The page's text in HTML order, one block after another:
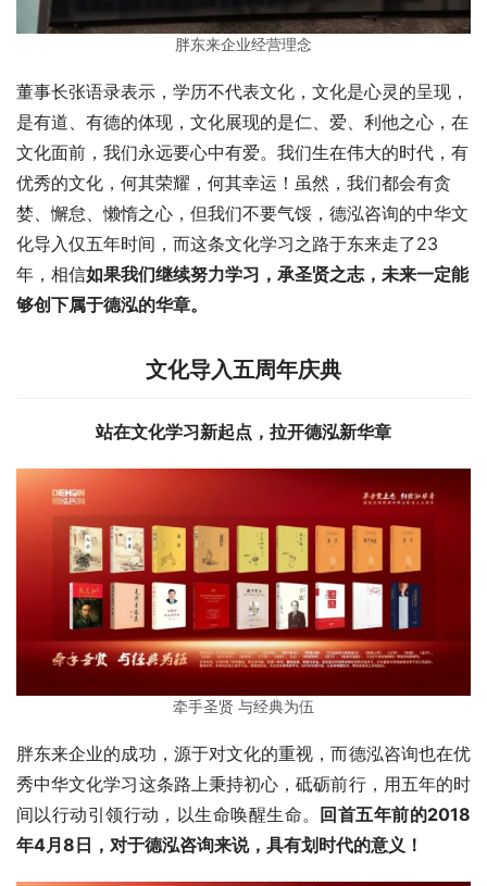
胖东来企业经营理念
董事长张语录表示，学历不代表文化，文化是心灵的呈现，
是有道、有德的体现，文化展现的是仁、爱、利他之心，在
文化面前，我们永远要心中有爱。我们生在伟大的时代，有
优秀的文化，何其荣耀，何其幸运！虽然，我们都会有贪
婪、懈怠、懒惰之心，但我们不要气馁，德泓咨询的中华文
化导入仅五年时间，而这条文化学习之路于东来走了23
年，相信如果我们继续努力学习，承圣贤之志，未来一定能
够创下属于德泓的华章。
文化导入五周年庆典
站在文化学习新起点，拉开德泓新华章
牵手圣贤 与经典为伍
胖东来企业的成功，源于对文化的重视，而德泓咨询也在优
秀中华文化学习这条路上秉持初心，砥砺前行，用五年的时
间以行动引领行动，以生命唤醒生命。
回首五年前的2018
年4月8日，对于德泓咨询来说，具有划时代的意义！